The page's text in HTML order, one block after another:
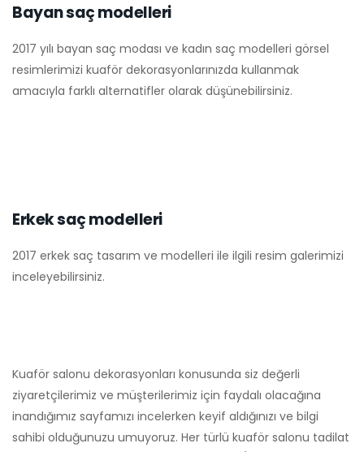
Bayan saç modelleri
2017 yılı bayan saç modası ve kadın saç modelleri görsel
resimlerimizi kuaför dekorasyonlarınızda kullanmak
amacıyla farklı alternatifler olarak düşünebilirsiniz.
Erkek saç modelleri
2017 erkek saç tasarım ve modelleri ile ilgili resim galerimizi
inceleyebilirsiniz.
Kuaför salonu dekorasyonları konusunda siz değerli
ziyaretçilerimiz ve müşterilerimiz için faydalı olacağına
inandığımız sayfamızı incelerken keyif aldığınızı ve bilgi
sahibi olduğunuzu umuyoruz. Her türlü kuaför salonu tadilat